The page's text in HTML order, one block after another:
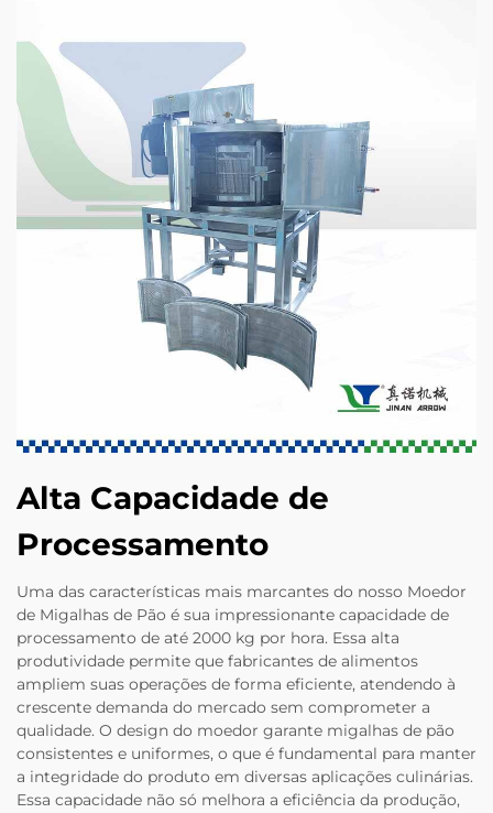
Alta Capacidade de
Processamento
Uma das características mais marcantes do nosso Moedor
de Migalhas de Pão é sua impressionante capacidade de
processamento de até 2000 kg por hora. Essa alta
produtividade permite que fabricantes de alimentos
ampliem suas operações de forma eficiente, atendendo à
crescente demanda do mercado sem comprometer a
qualidade. O design do moedor garante migalhas de pão
consistentes e uniformes, o que é fundamental para manter
a integridade do produto em diversas aplicações culinárias.
Essa capacidade não só melhora a eficiência da produção,